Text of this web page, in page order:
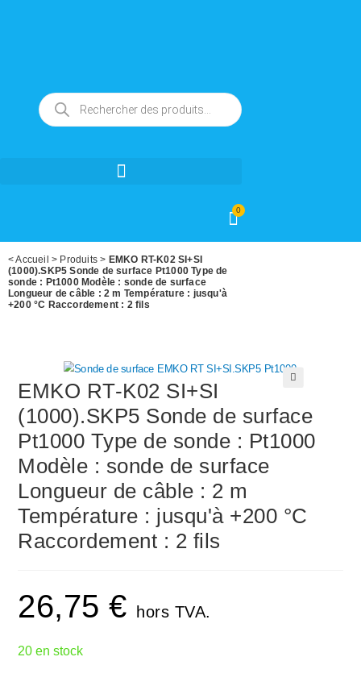
0
<Accueil > Produits > EMKO RT-K02 SI+SI
(1000).SKP5 Sonde de surface Pt1000 Type de
sonde : Pt1000 Modèle : sonde de surface
Longueur de câble : 2 m Température : jusqu'à
+200 °C Raccordement : 2 fils
EMKO RT-K02 SI+SI
(1000).SKP5 Sonde de surface
Pt1000 Type de sonde : Pt1000
Modèle : sonde de surface
Longueur de câble : 2 m
Température : jusqu'à +200 °C
Raccordement : 2 fils
26,75€ hors TVA.
20 en stock